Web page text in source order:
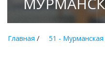
Главная / 51 - Мурманская